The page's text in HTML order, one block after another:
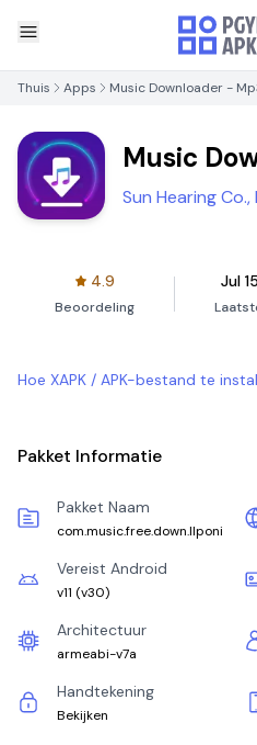
Thuis Apps Music Downloader -
Music
music d
Sun Hearing Co.,
4.9
Beoordeling
Jul
Hoe XAPK / APK-bestand te
Pakket Informatie
Pakket Naam
com.music.free.down.llponi
Vereist Android
v11 (v30)
Architectuur
armeabi-v7a
Handtekening
Bekijken